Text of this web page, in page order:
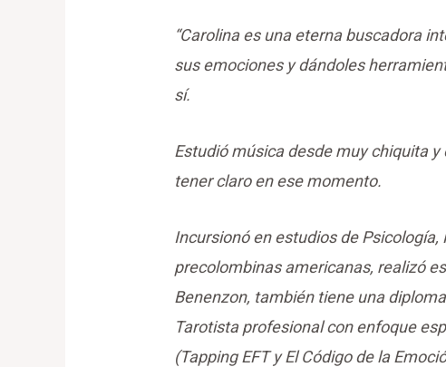
“Carolina es una eterna buscadora
sus emociones y dándoles
sí.
Estudió música desde muy chiquita
tener claro en ese momento.
Incursionó en estudios de
precolombinas americanas, realizó
Benenzon, también tiene una
Tarotista profesional con enfoque
(Tapping EFT y El Código de la